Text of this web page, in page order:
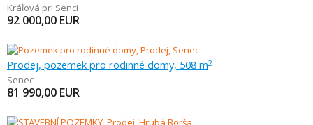
Kráľová pri Senci
92 000,00 EUR
Prodej, pozemek pro rodinné domy, 508 m2
Senec
81 990,00 EUR